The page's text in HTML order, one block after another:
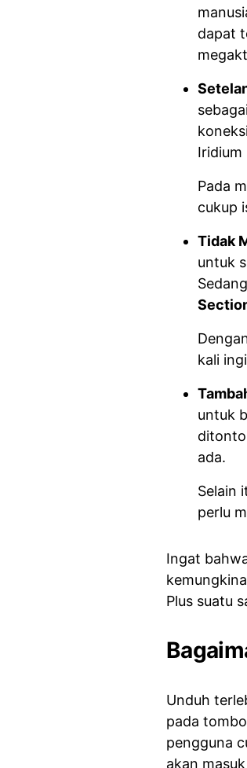
dapat
Iridium
Pada
cukup
Tidak
untuk
kali
untuk
ada.
Selain
perlu
Ingat
Plus suatu
Unduh
pada
pengguna
akan